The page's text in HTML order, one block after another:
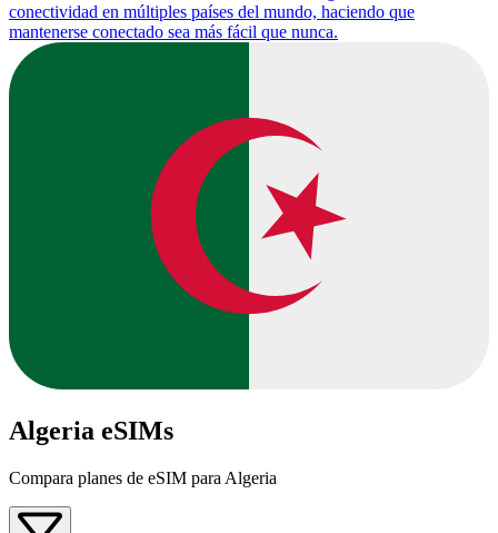
conectividad en múltiples países del mundo, haciendo que
mantenerse conectado sea más fácil que nunca.
Algeria eSIMs
Compara planes de eSIM para Algeria